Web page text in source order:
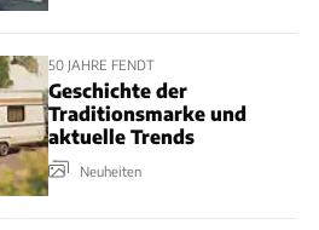
50 JAHRE FENDT
Geschichte der
Traditionsmarke und
aktuelle Trends
Neuheiten